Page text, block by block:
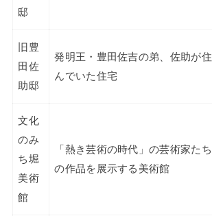
邸
旧豊
田佐
助邸
発明王・豊田佐吉の弟、佐助が住
んでいた住宅
文化
のみ
ち堀
美術
館
「熱き芸術の時代」の芸術家たち
の作品を展示する美術館